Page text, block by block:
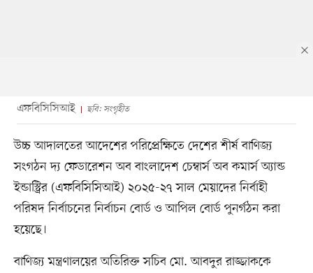
এফবিসিসিআই ছবি: সংগৃহীত
উচ্চ আদালতের আদেশের পরিপ্রেক্ষিতে দেশের শীর্ষ বাণিজ্য
সংগঠন দ্য ফেডারেশন অব বাংলাদেশ চেম্বার্স অব কমার্স অ্যান্ড
ইন্ডাস্ট্রির (এফবিসিসিআই) ২০২৫-২৭ সাল মেয়াদের নির্বাহী
পরিষদ নির্বাচনের নির্বাচন বোর্ড ও আপিল বোর্ড পুনর্গঠন করা
হয়েছে।
বাণিজ্য মন্ত্রণালয়ের অতিরিক্ত সচিব মো. আবদুর রাজ্জাককে